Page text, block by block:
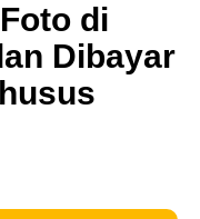
di
Dibayar